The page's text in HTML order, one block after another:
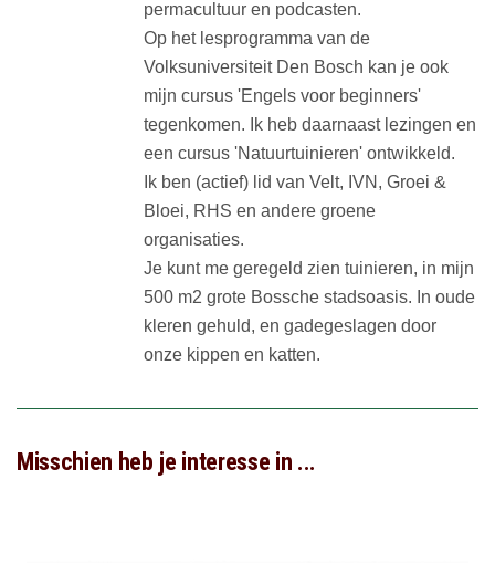
permacultuur en podcasten.
Op het lesprogramma van de
Volksuniversiteit Den Bosch kan je ook
mijn cursus 'Engels voor beginners'
tegenkomen. Ik heb daarnaast lezingen en
een cursus 'Natuurtuinieren' ontwikkeld.
Ik ben (actief) lid van Velt, IVN, Groei &
Bloei, RHS en andere groene
organisaties.
Je kunt me geregeld zien tuinieren, in mijn
500 m2 grote Bossche stadsoasis. In oude
kleren gehuld, en gadegeslagen door
onze kippen en katten.
Misschien heb je interesse in ...